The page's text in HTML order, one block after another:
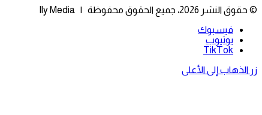
© حقوق النشر 2026، جميع الحقوق محفوظة | Ily Media
فيسبوك
يوتيوب
‫TikTok
زر الذهاب إلى الأعلى